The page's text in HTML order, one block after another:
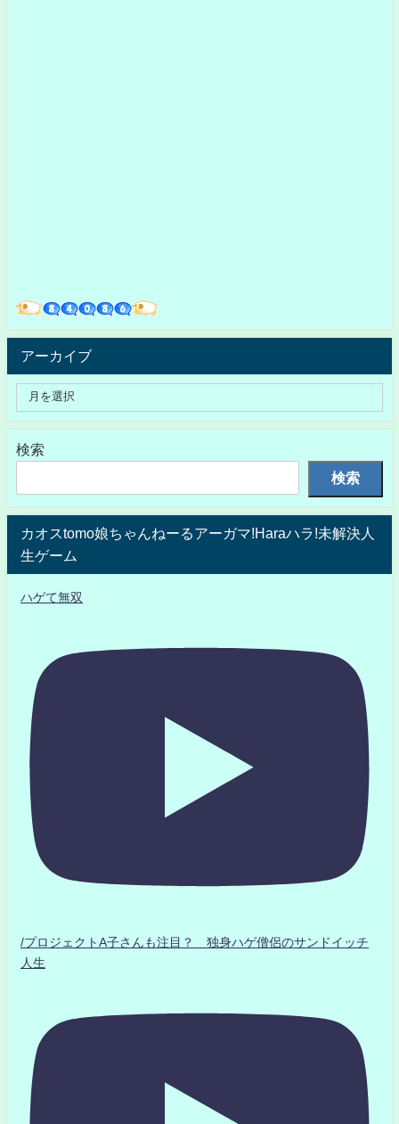
アーカイブ
検索
検索
カオスtomo娘ちゃんねーるアーガマ!Haraハラ!未解決人
生ゲーム
ハゲて無双
/プロジェクトA子さんも注目？ 独身ハゲ僧侶のサンドイッチ
人生